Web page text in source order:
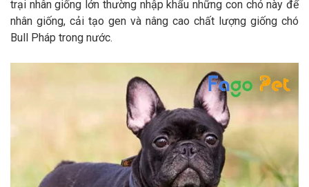
trại nhân giống lớn thường nhập khẩu những con chó này để
nhân giống, cải tạo gen và nâng cao chất lượng giống chó
Bull Pháp trong nước.